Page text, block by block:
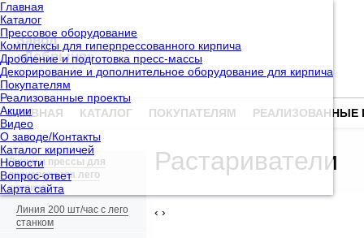
Главная
Каталог
Прессовое оборудование
Комплексы для гиперпрессованного кирпича
Дробление и подготовка пресс-массы
Декорирование и дополнительное оборудование для кирпича
Покупателям
Реализованные проекты
Акции
Видео
О заводе/Контакты
Каталог кирпичей
Новости
Вопрос-ответ
Карта сайта
Завод
«Добрыня»
ГЛАВНАЯ КАТАЛОГ ПОКУПАТЕЛЯМ РЕАЛИЗОВАННЫЕ
Линии и прессы для
производства лего
кирпича
Линия 200 шт/час с лего
станком
Растариватели
‹ ›